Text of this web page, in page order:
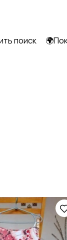
Нижнее
поиск